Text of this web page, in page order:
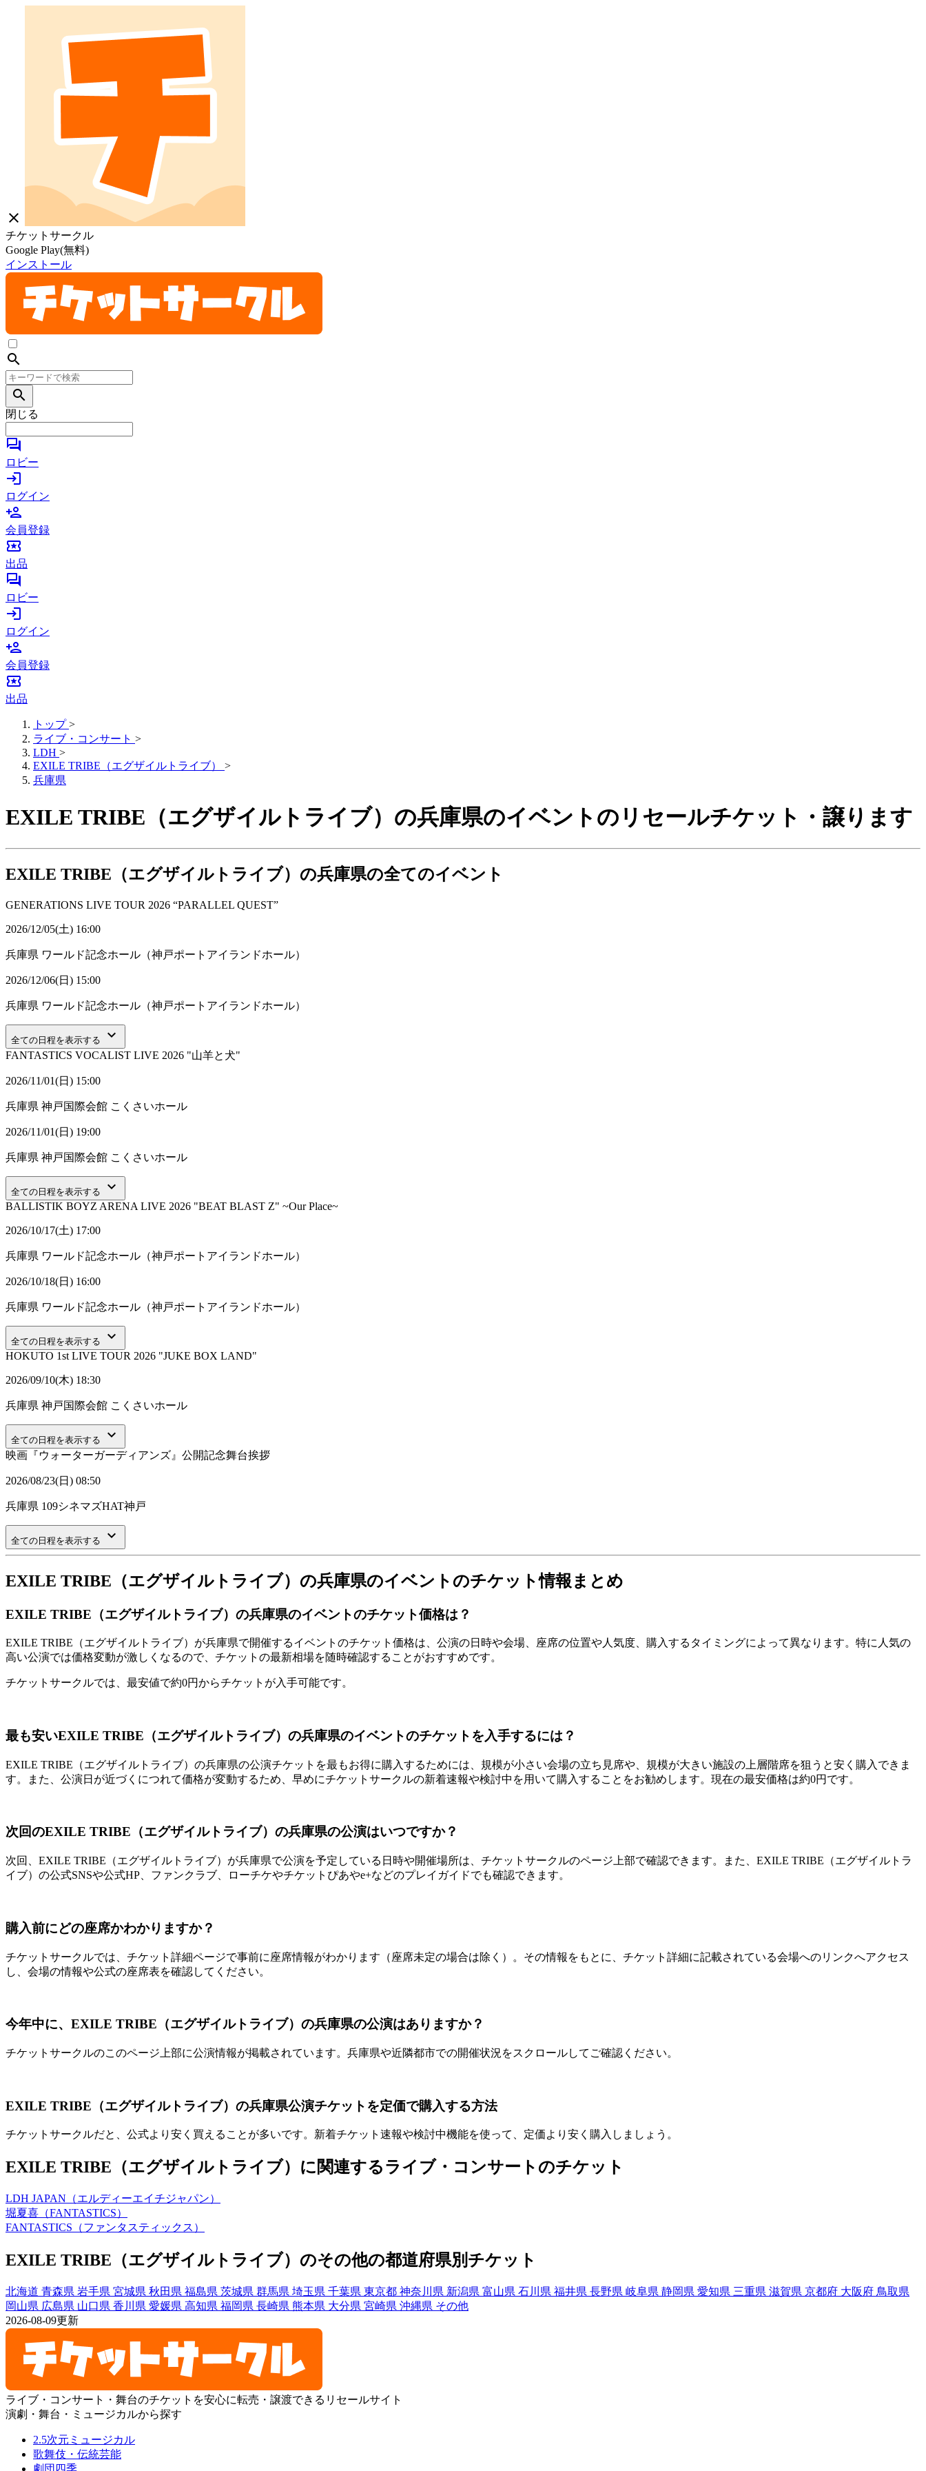
close
チケットサークル
Google Play(無料)
インストール
search
search
閉じる
forum
ロビー
login
ログイン
person_add
会員登録
local_activity
出品
forum
ロビー
login
ログイン
person_add
会員登録
local_activity
出品
トップ >
ライブ・コンサート >
LDH >
EXILE TRIBE（エグザイルトライブ）
>
兵庫県
EXILE TRIBE（エグザイルトライブ）の兵庫県のイベントのリセールチケット・譲ります
EXILE TRIBE（エグザイルトライブ）の兵庫県の全てのイベント
GENERATIONS LIVE TOUR 2026 “PARALLEL QUEST”
2026/12/05(土) 16:00
兵庫県 ワールド記念ホール（神戸ポートアイランドホール）
2026/12/06(日) 15:00
兵庫県 ワールド記念ホール（神戸ポートアイランドホール）
全ての日程を表示する keyboard_arrow_down
FANTASTICS VOCALIST LIVE 2026 "山羊と犬"
2026/11/01(日) 15:00
兵庫県 神戸国際会館 こくさいホール
2026/11/01(日) 19:00
兵庫県 神戸国際会館 こくさいホール
全ての日程を表示する keyboard_arrow_down
BALLISTIK BOYZ ARENA LIVE 2026 "BEAT BLAST Z" ~Our Place~
2026/10/17(土) 17:00
兵庫県 ワールド記念ホール（神戸ポートアイランドホール）
2026/10/18(日) 16:00
兵庫県 ワールド記念ホール（神戸ポートアイランドホール）
全ての日程を表示する keyboard_arrow_down
HOKUTO 1st LIVE TOUR 2026 "JUKE BOX LAND"
2026/09/10(木) 18:30
兵庫県 神戸国際会館 こくさいホール
全ての日程を表示する keyboard_arrow_down
映画『ウォーターガーディアンズ』公開記念舞台挨拶
2026/08/23(日) 08:50
兵庫県 109シネマズHAT神戸
全ての日程を表示する keyboard_arrow_down
EXILE TRIBE（エグザイルトライブ）の兵庫県のイベントのチケット情報まとめ
EXILE TRIBE（エグザイルトライブ）の兵庫県のイベントのチケット価格は？
EXILE TRIBE（エグザイルトライブ）が兵庫県で開催するイベントのチケット価格は、公演の日時や会場、座席の位置や人気度、購入するタイミングによって異なります。特に人気の
高い公演では価格変動が激しくなるので、チケットの最新相場を随時確認することがおすすめです。
チケットサークルでは、最安値で約0円からチケットが入手可能です。
最も安いEXILE TRIBE（エグザイルトライブ）の兵庫県のイベントのチケットを入手するには？
EXILE TRIBE（エグザイルトライブ）の兵庫県の公演チケットを最もお得に購入するためには、規模が小さい会場の立ち見席や、規模が大きい施設の上層階席を狙うと安く購入できま
す。また、公演日が近づくにつれて価格が変動するため、早めにチケットサークルの新着速報や検討中を用いて購入することをお勧めします。現在の最安価格は約0円です。
次回のEXILE TRIBE（エグザイルトライブ）の兵庫県の公演はいつですか？
次回、EXILE TRIBE（エグザイルトライブ）が兵庫県で公演を予定している日時や開催場所は、チケットサークルのページ上部で確認できます。また、EXILE TRIBE（エグザイルトラ
イブ）の公式SNSや公式HP、ファンクラブ、ローチケやチケットぴあやe+などのプレイガイドでも確認できます。
購入前にどの座席かわかりますか？
チケットサークルでは、チケット詳細ページで事前に座席情報がわかります（座席未定の場合は除く）。その情報をもとに、チケット詳細に記載されている会場へのリンクへアクセス
し、会場の情報や公式の座席表を確認してください。
今年中に、EXILE TRIBE（エグザイルトライブ）の兵庫県の公演はありますか？
チケットサークルのこのページ上部に公演情報が掲載されています。兵庫県や近隣都市での開催状況をスクロールしてご確認ください。
EXILE TRIBE（エグザイルトライブ）の兵庫県公演チケットを定価で購入する方法
チケットサークルだと、公式より安く買えることが多いです。新着チケット速報や検討中機能を使って、定価より安く購入しましょう。
EXILE TRIBE（エグザイルトライブ）に関連するライブ・コンサートのチケット
LDH JAPAN（エルディーエイチジャパン）
堀夏喜（FANTASTICS）
FANTASTICS（ファンタスティックス）
EXILE TRIBE（エグザイルトライブ）のその他の都道府県別チケット
北海道 青森県 岩手県 宮城県 秋田県 福島県 茨城県 群馬県 埼玉県 千葉県 東京都 神奈川県 新潟県 富山県 石川県 福井県 長野県 岐阜県 静岡県 愛知県 三重県 滋賀県 京都府 大阪府 鳥取県
岡山県 広島県 山口県 香川県 愛媛県 高知県 福岡県 長崎県 熊本県 大分県 宮崎県 沖縄県 その他
2026-08-09更新
ライブ・コンサート・舞台のチケットを安心に転売・譲渡できるリセールサイト
演劇・舞台・ミュージカルから探す
2.5次元ミュージカル
歌舞伎・伝統芸能
劇団四季